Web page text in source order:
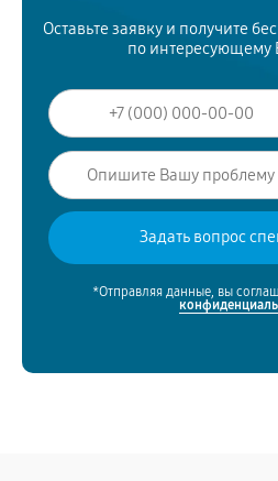
Оставьте заявку и получите
по интересующему
*Отправляя данные, вы